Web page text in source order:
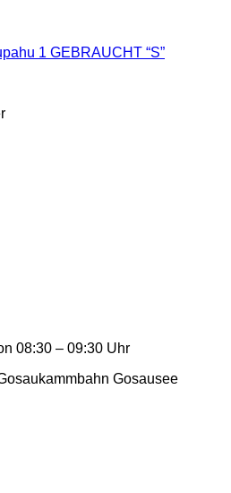
1 GEBRAUCHT “S”
08:30 – 09:30 Uhr
Gosausee